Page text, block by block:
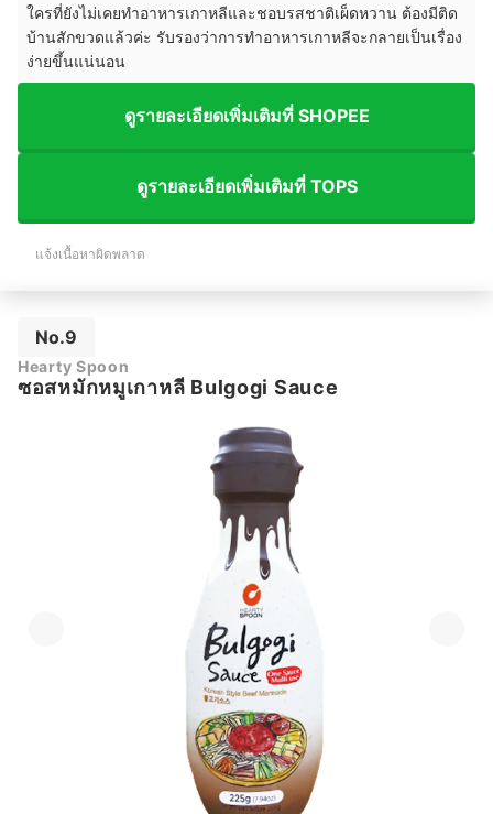
ใครที่ยังไม่เคยทำอาหารเกาหลีและชอบรสชาติเผ็ดหวาน ต้องมีติด
บ้านสักขวดแล้วค่ะ รับรองว่าการทำอาหารเกาหลีจะกลายเป็นเรื่อง
ง่ายขึ้นแน่นอน
ดูรายละเอียดเพิ่มเติมที่ SHOPEE
ดูรายละเอียดเพิ่มเติมที่ TOPS
แจ้งเนื้อหาผิดพลาด
No.9
Hearty Spoon
ซอสหมักหมูเกาหลี Bulgogi Sauce